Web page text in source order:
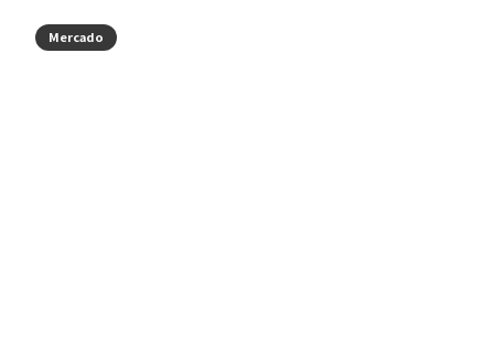
Mercado